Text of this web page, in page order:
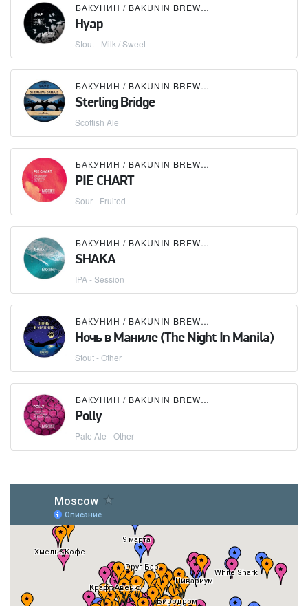
БАКУНИН / BAKUNIN BREWING CO.
Hyap
Stout - Milk / Sweet
БАКУНИН / BAKUNIN BREWING CO.
Sterling Bridge
Scottish Ale
БАКУНИН / BAKUNIN BREWING CO.
PIE CHART
Sour - Fruited
БАКУНИН / BAKUNIN BREWING CO.
SHAKA
IPA - Session
БАКУНИН / BAKUNIN BREWING CO.
Ночь в Маниле (The Night In Manila)
Stout - Other
БАКУНИН / BAKUNIN BREWING CO.
Polly
Pale Ale - Other